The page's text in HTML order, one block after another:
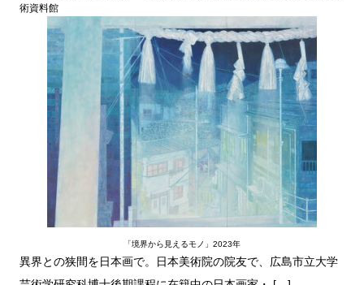
術資料館
「境界から見えるモノ」2023年
異界との狭間を日本画で。日本美術院の院友で、広島市立大学